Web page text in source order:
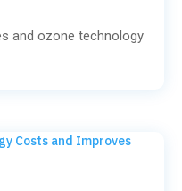
and ozone technology